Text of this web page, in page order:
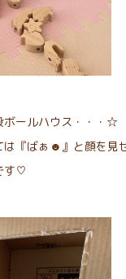
ボールハウス・・・☆
は『ばぁ☻』と顔を見
す♡